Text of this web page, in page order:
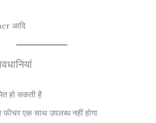
आदि
हो सकती है
एक साथ उपलब्ध नहीं होगा